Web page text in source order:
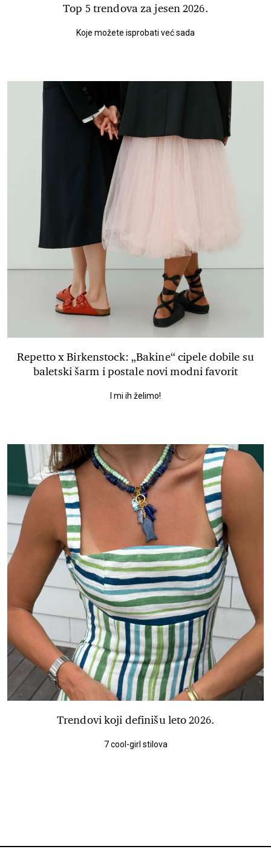
Top 5 trendova za jesen 2026.
Koje možete isprobati već sada
Repetto x Birkenstock: „Bakine“ cipele dobile su
baletski šarm i postale novi modni favorit
I mi ih želimo!
Trendovi koji definišu leto 2026.
7 cool-girl stilova